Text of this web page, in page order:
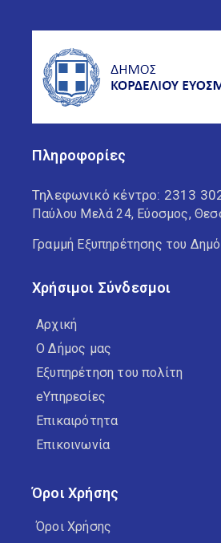
Πληροφορίες
Τηλεφωνικό κέντρο: 2313
Παύλου Μελά 24, Εύοσμος,
Γραμμή Εξυπηρέτησης του
Χρήσιμοι Σύνδεσμοι
Αρχική
Ο Δήμος μας
Εξυπηρέτηση του πολίτη
eΥπηρεσίες
Επικαιρότητα
Επικοινωνία
Όροι Χρήσης
Όροι Χρήσης